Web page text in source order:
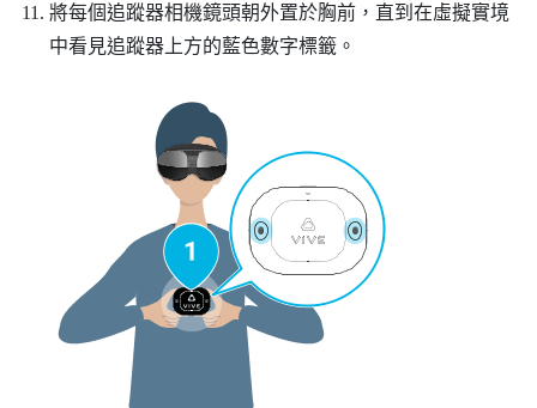
將每個追蹤器相機鏡頭朝外置於胸前，直到在虛擬實境
中看見追蹤器上方的藍色數字標籤。